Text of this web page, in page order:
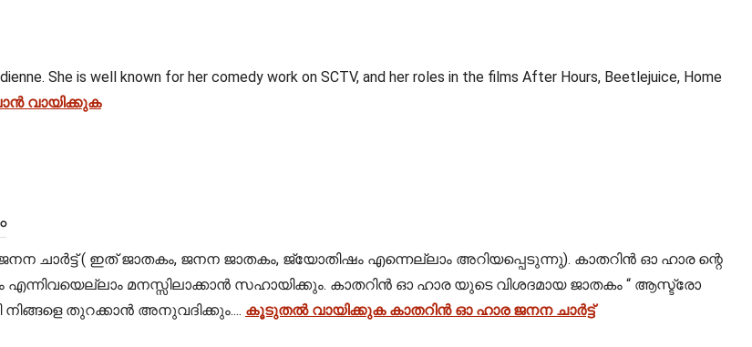
She is well known for her comedy work on SCTV, and her roles in the films After Hours, Beetlejuice, Home
വായിക്കുക
( ഇത് ജാതകം, ജനന ജാതകം, ജ്യോതിഷം എന്നെല്ലാം അറിയപ്പെടുന്നു). കാതറിൻ ഓ ഹാര ന്റെ
എന്നിവയെല്ലാം മനസ്സിലാക്കാൻ സഹായിക്കും. കാതറിൻ ഓ ഹാര യുടെ വിശദമായ ജാതകം “ ആസ്ട്രോ
തുറക്കാൻ അനുവദിക്കും.... കൂടുതൽ വായിക്കുക കാതറിൻ ഓ ഹാര ജനന ചാർട്ട്